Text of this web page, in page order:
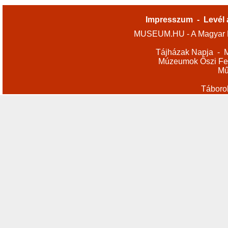
Impresszum -
Levél
MUSEUM.HU - A
Tájházak Napja -
Múzeumok Őszi